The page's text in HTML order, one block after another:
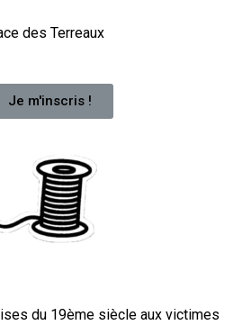
des Terreaux
Je m'inscris !
du 19ème siècle aux victimes